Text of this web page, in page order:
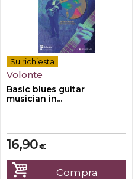
Su richiesta
Volonte
Basic blues guitar
musician in...
€
16,90
Compra